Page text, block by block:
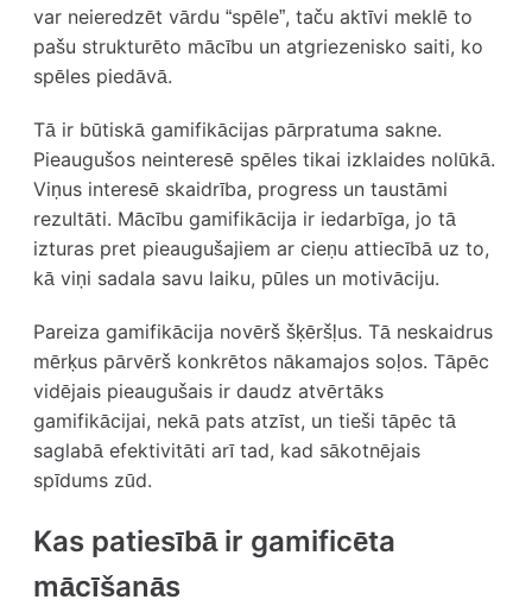
var neieredzēt vārdu “spēle”, taču aktīvi meklē to
pašu strukturēto mācību un atgriezenisko saiti, ko
spēles piedāvā.
Tā ir būtiskā gamifikācijas pārpratuma sakne.
Pieaugušos neinteresē spēles tikai izklaides nolūkā.
Viņus interesē skaidrība, progress un taustāmi
rezultāti. Mācību gamifikācija ir iedarbīga, jo tā
izturas pret pieaugušajiem ar cieņu attiecībā uz to,
kā viņi sadala savu laiku, pūles un motivāciju.
Pareiza gamifikācija novērš šķēršļus. Tā neskaidrus
mērķus pārvērš konkrētos nākamajos soļos. Tāpēc
vidējais pieaugušais ir daudz atvērtāks
gamifikācijai, nekā pats atzīst, un tieši tāpēc tā
saglabā efektivitāti arī tad, kad sākotnējais
spīdums zūd.
Kas patiesībā ir gamificēta
mācīšanās